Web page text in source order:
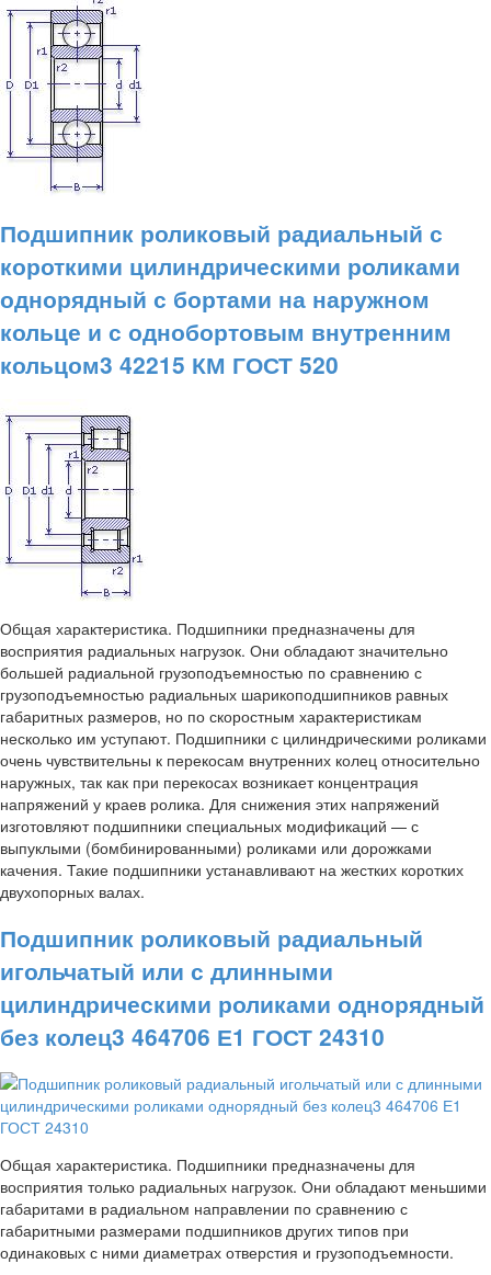
Подшипник роликовый радиальный с
короткими цилиндрическими роликами
однорядный с бортами на наружном
кольце и с однобортовым внутренним
кольцом3 42215 КМ ГОСТ 520
Общая характеристика. Подшипники предназначены для
восприятия радиальных нагрузок. Они обладают значительно
большей радиальной грузоподъемностью по сравнению с
грузоподъемностью радиальных шарикоподшипников равных
габаритных размеров, но по скоростным характеристикам
несколько им уступают. Подшипники с цилиндрическими роликами
очень чувствительны к перекосам внутренних колец относительно
наружных, так как при перекосах возникает концентрация
напряжений у краев ролика. Для снижения этих напряжений
изготовляют подшипники специальных модификаций — с
выпуклыми (бомбинированными) роликами или дорожками
качения. Такие подшипники устанавливают на жестких коротких
двухопорных валах.
Подшипник роликовый радиальный
игольчатый или с длинными
цилиндрическими роликами однорядный
без колец3 464706 Е1 ГОСТ 24310
Общая характеристика. Подшипники предназначены для
восприятия только радиальных нагрузок. Они обладают меньшими
габаритами в радиальном направлении по сравнению с
габаритными размерами подшипников других типов при
одинаковых с ними диаметрах отверстия и грузоподъемности.